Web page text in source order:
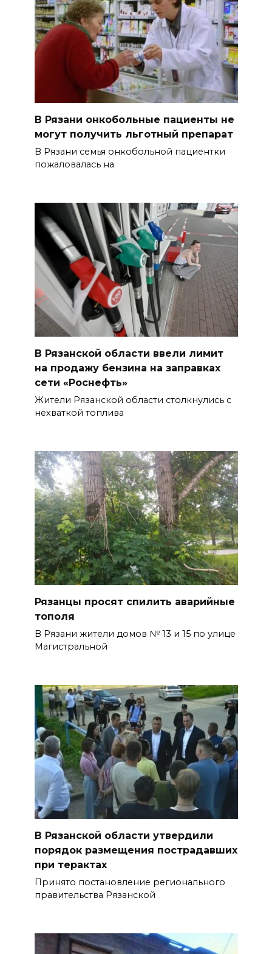
В Рязани онкобольные пациенты не
могут получить льготный препарат
В Рязани семья онкобольной пациентки
пожаловалась на
В Рязанской области ввели лимит
на продажу бензина на заправках
сети «Роснефть»
Жители Рязанской области столкнулись с
нехваткой топлива
Рязанцы просят спилить аварийные
тополя
В Рязани жители домов № 13 и 15 по улице
Магистральной
В Рязанской области утвердили
порядок размещения пострадавших
при терактах
Принято постановление регионального
правительства Рязанской